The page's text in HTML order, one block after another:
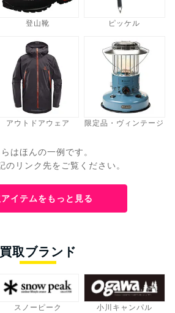
登山靴 ピッケル
アウトドアウェア 限定品・ヴィンテージ
はほんの一例です。
のリンク先をご覧ください。
イテムをもっと見る
買取ブランド
スノーピーク 小川キャンパル